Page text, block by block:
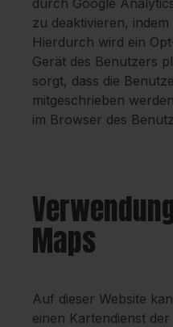
durch Google
zu deaktivieren,
Hierdurch wird ein
Gerät des Benutzers
sorgt, dass die
mitgeschrieben
im Browser des
Maps
Auf dieser Website
einen Kartendienst